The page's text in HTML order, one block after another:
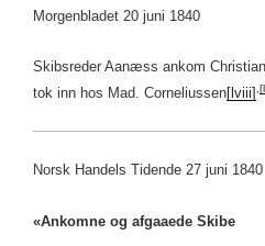
Morgenbladet 20 juni 1840
Skibsreder Aanæss ankom
tok inn hos Mad. Corneliussen[lviii]
Norsk Handels Tidende 27 juni 1840
«Ankomne og afgaaede Skibe